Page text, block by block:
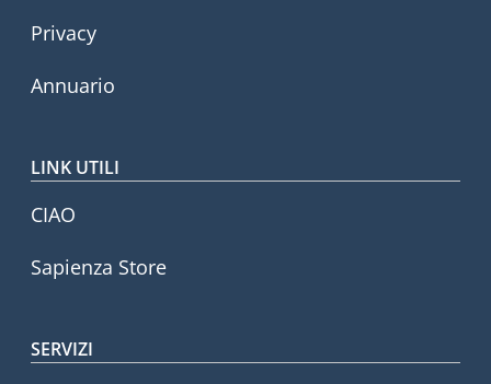
Privacy
Annuario
LINK UTILI
CIAO
Sapienza Store
SERVIZI